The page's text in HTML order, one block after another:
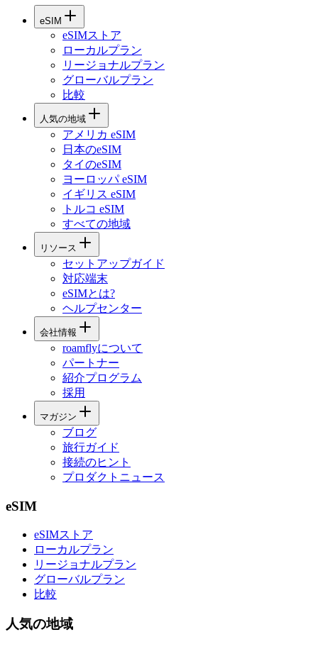
eSIM
eSIMストア
ローカルプラン
リージョナルプラン
グローバルプラン
比較
人気の地域
アメリカ eSIM
日本のeSIM
タイのeSIM
ヨーロッパ eSIM
イギリス eSIM
トルコ eSIM
すべての地域
リソース
セットアップガイド
対応端末
eSIMとは?
ヘルプセンター
会社情報
roamflyについて
パートナー
紹介プログラム
採用
マガジン
ブログ
旅行ガイド
接続のヒント
プロダクトニュース
eSIM
eSIMストア
ローカルプラン
リージョナルプラン
グローバルプラン
比較
人気の地域